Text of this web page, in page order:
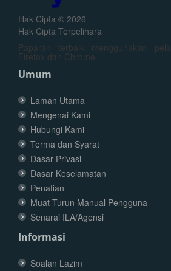
Hak Cipta © 2026
Hak Cipta Terpelihara
Paparan terbaik menggunakan
Firefox dan Chrome
Umum
Laman Utama
Mengenai Kami
Hubungi Kami
Terma dan Syarat
Dasar Privasi
Dasar Keselamatan
Penafian
Muat Turun Manual Pengguna
Senarai ILA/Agensi
Informasi
Soalan Lazim